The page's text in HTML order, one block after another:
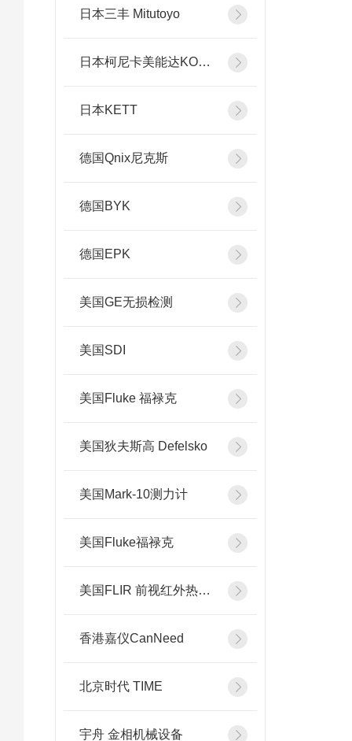
日本三丰 Mitutoyo
日本柯尼卡美能达KONICA MINOLTA
日本KETT
德国Qnix尼克斯
德国BYK
德国EPK
美国GE无损检测
美国SDI
美国Fluke 福禄克
美国狄夫斯高 Defelsko
美国Mark-10测力计
美国Fluke福禄克
美国FLIR 前视红外热像系统
香港嘉仪CanNeed
北京时代 TIME
宇舟 金相机械设备